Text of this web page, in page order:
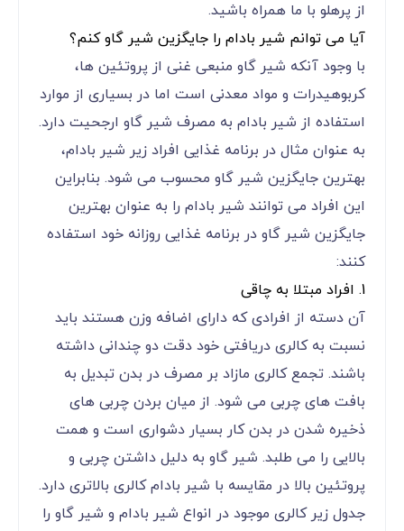
از پرهلو با ما همراه باشید.
آیا می توانم شیر بادام را جایگزین شیر گاو کنم؟
با وجود آنکه شیر گاو منبعی غنی از پروتئین ها،
کربوهیدرات و مواد معدنی است اما در بسیاری از موارد
استفاده از شیر بادام به مصرف شیر گاو ارجحیت دارد.
به عنوان مثال در برنامه غذایی افراد زیر شیر بادام،
بهترین جایگزین شیر گاو محسوب می شود. بنابراین
این افراد می توانند شیر بادام را به عنوان بهترین
جایگزین شیر گاو در برنامه غذایی روزانه خود استفاده
کنند:
1. افراد مبتلا به چاقی
آن دسته از افرادی که دارای اضافه وزن هستند باید
نسبت به کالری دریافتی خود دقت دو چندانی داشته
باشند. تجمع کالری مازاد بر مصرف در بدن تبدیل به
بافت های چربی می شود. از میان بردن چربی های
ذخیره شدن در بدن کار بسیار دشواری است و همت
بالایی را می طلبد. شیر گاو به دلیل داشتن چربی و
پروتئین بالا در مقایسه با شیر بادام کالری بالاتری دارد.
جدول زیر کالری موجود در انواع شیر بادام و شیر گاو را